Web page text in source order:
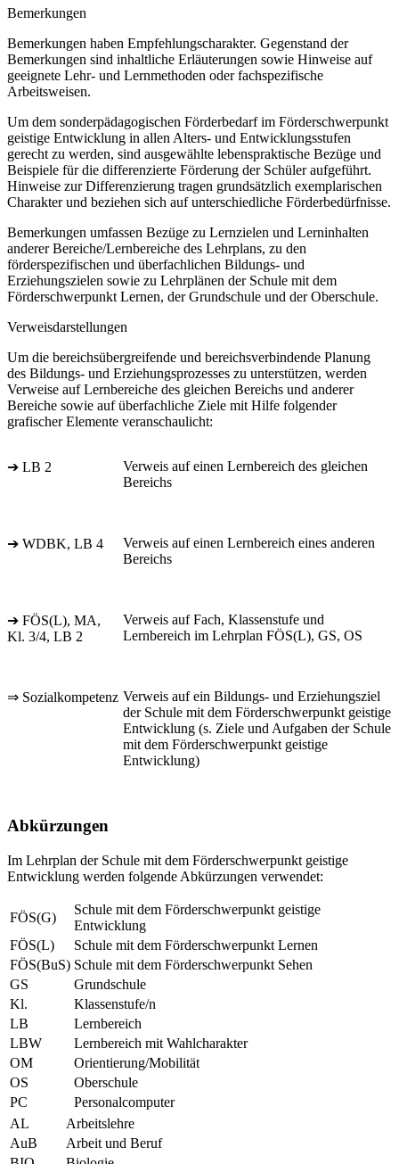
Bemerkungen
Bemerkungen haben Empfehlungscharakter. Gegenstand der
Bemerkungen sind inhaltliche Erläuterungen sowie Hinweise auf
geeignete Lehr- und Lernmethoden oder fachspezifische
Arbeitsweisen.
Um dem sonderpädagogischen Förderbedarf im Förderschwerpunkt
geistige Entwicklung in allen Alters- und Entwicklungsstufen
gerecht zu werden, sind ausgewählte lebenspraktische Bezüge und
Beispiele für die differenzierte Förderung der Schüler aufgeführt.
Hinweise zur Differenzierung tragen grundsätzlich exemplarischen
Charakter und beziehen sich auf unterschiedliche Förderbedürfnisse.
Bemerkungen umfassen Bezüge zu Lernzielen und Lerninhalten
anderer Bereiche/Lernbereiche des Lehrplans, zu den
förderspezifischen und überfachlichen Bildungs- und
Erziehungszielen sowie zu Lehrplänen der Schule mit dem
Förderschwerpunkt Lernen, der Grundschule und der Oberschule.
Verweisdarstellungen
Um die bereichsübergreifende und bereichsverbindende Planung
des Bildungs- und Erziehungsprozesses zu unterstützen, werden
Verweise auf Lernbereiche des gleichen Bereichs und anderer
Bereiche sowie auf überfachliche Ziele mit Hilfe folgender
grafischer Elemente veranschaulicht:
➔ LB 2
Verweis auf einen Lernbereich des gleichen
Bereichs
➔ WDBK, LB 4
Verweis auf einen Lernbereich eines anderen
Bereichs
➔ FÖS(L), MA,
Kl. 3/4, LB 2
Verweis auf Fach, Klassenstufe und
Lernbereich im Lehrplan FÖS(L), GS, OS
⇒ Sozialkompetenz Verweis auf ein Bildungs- und Erziehungsziel
der Schule mit dem Förderschwerpunkt geistige
Entwicklung (s. Ziele und Aufgaben der Schule
mit dem Förderschwerpunkt geistige
Entwicklung)
Abkürzungen
Im Lehrplan der Schule mit dem Förderschwerpunkt geistige
Entwicklung werden folgende Abkürzungen verwendet:
FÖS(G)
Schule mit dem Förderschwerpunkt geistige
Entwicklung
FÖS(L)
Schule mit dem Förderschwerpunkt Lernen
FÖS(BuS) Schule mit dem Förderschwerpunkt Sehen
GS
Grundschule
Kl.
Klassenstufe/n
LB
Lernbereich
LBW
Lernbereich mit Wahlcharakter
OM
Orientierung/Mobilität
OS
Oberschule
PC
Personalcomputer
AL
Arbeitslehre
AuB
Arbeit und Beruf